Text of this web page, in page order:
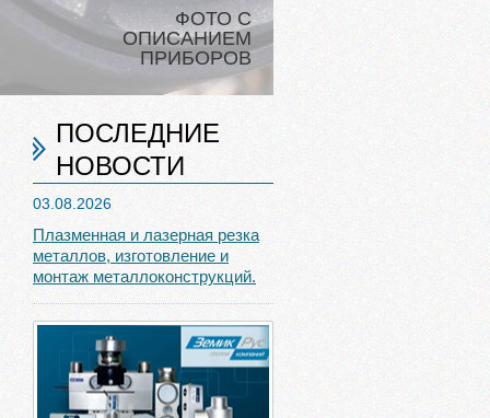
ФОТО С
ОПИСАНИЕМ
ПРИБОРОВ
ПОСЛЕДНИЕ
НОВОСТИ
03.08.2026
Плазменная и лазерная резка
металлов, изготовление и
монтаж металлоконструкций.